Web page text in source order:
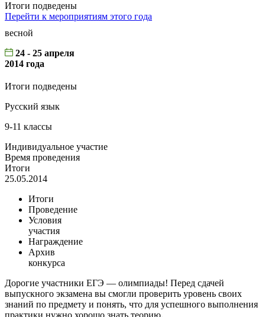
Итоги подведены
Перейти к мероприятиям этого года
весной
24 - 25 апреля
2014 года
Итоги подведены
Русский язык
9-11 классы
Индивидуальное участие
Время проведения
Итоги
25.05.2014
Итоги
Проведение
Условия
участия
Награждение
Архив
конкурса
Дорогие участники ЕГЭ — олимпиады! Перед сдачей
выпускного экзамена вы смогли проверить уровень своих
знаний по предмету и понять, что для успешного выполнения